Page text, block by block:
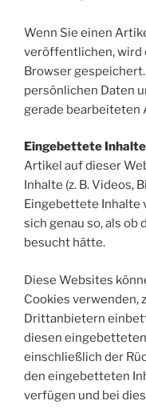
Wenn Sie einen
veröffentlichen, wird
Browser
persönlichen Daten
gerade bearbeiteten
Eingebettete
Artikel auf dieser
Inhalte (z. B. Videos,
Eingebettete Inhalte
sich genau so, als ob
besucht hätte.
Diese Websites
Cookies verwenden,
Drittanbietern
diesen
einschließlich der
den eingebetteten
verfügen und bei